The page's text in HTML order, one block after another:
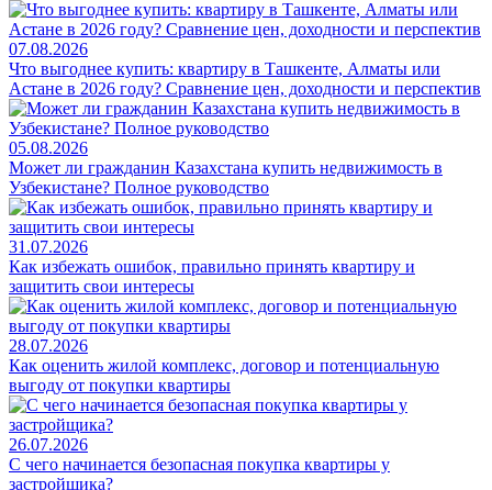
07.08.2026
Что выгоднее купить: квартиру в Ташкенте, Алматы или
Астане в 2026 году? Сравнение цен, доходности и перспектив
05.08.2026
Может ли гражданин Казахстана купить недвижимость в
Узбекистане? Полное руководство
31.07.2026
Как избежать ошибок, правильно принять квартиру и
защитить свои интересы
28.07.2026
Как оценить жилой комплекс, договор и потенциальную
выгоду от покупки квартиры
26.07.2026
С чего начинается безопасная покупка квартиры у
застройщика?